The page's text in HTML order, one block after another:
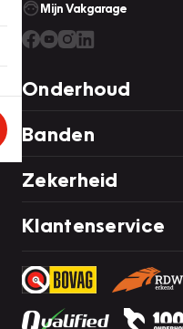
Mijn Vakgarage
Onderhoud
Banden
Zekerheid
Klantenservice